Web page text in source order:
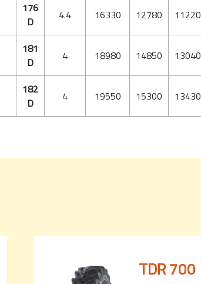
176
D
4.4 16330 12780 11220
181
D
4 18980 14850 13040
182
D
4 19550 15300 13430
TDR 700